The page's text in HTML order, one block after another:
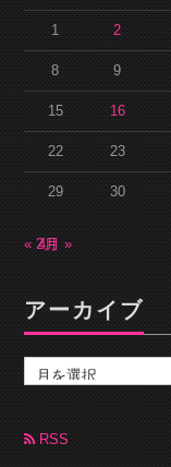
1 2
8 9
15 16
22 23
29 30
« 2月4月 »
アーカイブ
カ
ブRSS